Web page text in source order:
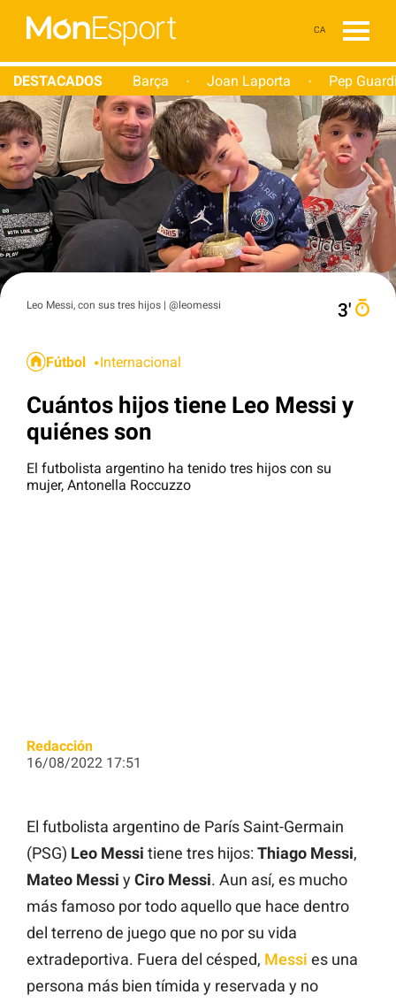
CA
DESTACADOS Barça · Joan Laporta · Pep
Leo Messi, con sus tres hijos | @leomessi 3′
Fútbol Internacional
Cuántos hijos tiene Leo Messi y
quiénes son
El futbolista argentino ha tenido tres hijos con su
mujer, Antonella Roccuzzo
Redacción
16/08/2022 17:51
El futbolista argentino de París Saint-Germain
(PSG) Leo Messi tiene tres hijos: Thiago Messi,
Mateo Messi y Ciro Messi. Aun así, es mucho
más famoso por todo aquello que hace dentro
del terreno de juego que no por su vida
extradeportiva. Fuera del césped, Messi es una
persona más bien tímida y reservada y no